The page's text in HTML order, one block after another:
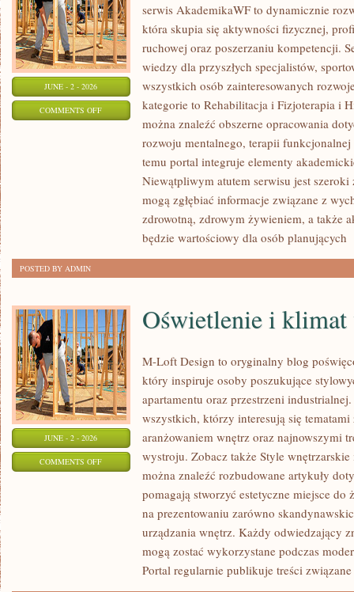
JUNE - 2 - 2026
COMMENTS OFFON
serwis AkademikaWF to dynamicznie
która skupia się aktywności fizycznej,
ruchowej oraz poszerzaniu kompetencji.
wiedzy dla przyszłych specjalistów,
wszystkich osób zainteresowanych
kategorie to Rehabilitacja i Fizjoterapia i
można znaleźć obszerne opracowania
rozwoju mentalnego, terapii
temu portal integruje elementy
Niewątpliwym atutem serwisu jest
mogą zgłębiać informacje związane z
zdrowotną, zdrowym żywieniem, a także
będzie wartościowy dla osób planujących
POSTED BY ADMIN
JUNE - 2 - 2026
COMMENTS OFFON
OŚWIETLENIE
Oświetlenie i klimat
M-Loft Design to oryginalny blog
który inspiruje osoby poszukujące
apartamentu oraz przestrzeni
wszystkich, którzy interesują się
aranżowaniem wnętrz oraz najnowszymi
wystroju. Zobacz także Style
można znaleźć rozbudowane artykuły
pomagają stworzyć estetyczne miejsce
na prezentowaniu zarówno
urządzania wnętrz. Każdy odwiedzający
mogą zostać wykorzystane podczas
Portal regularnie publikuje treści